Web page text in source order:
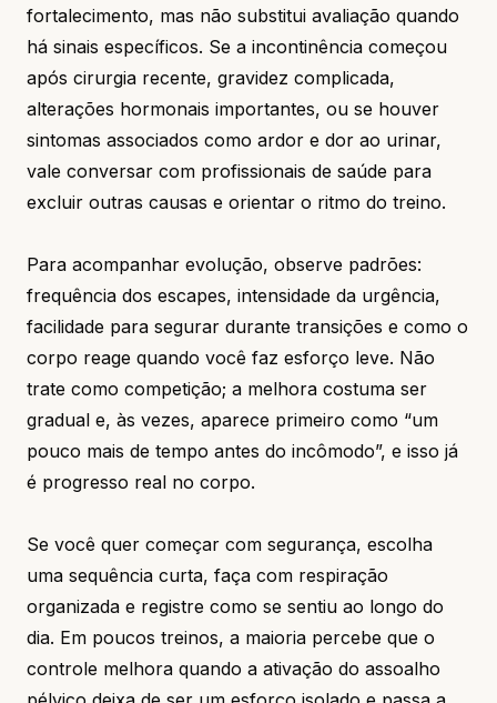
fortalecimento, mas não substitui avaliação quando
há sinais específicos. Se a incontinência começou
após cirurgia recente, gravidez complicada,
alterações hormonais importantes, ou se houver
sintomas associados como ardor e dor ao urinar,
vale conversar com profissionais de saúde para
excluir outras causas e orientar o ritmo do treino.
Para acompanhar evolução, observe padrões:
frequência dos escapes, intensidade da urgência,
facilidade para segurar durante transições e como o
corpo reage quando você faz esforço leve. Não
trate como competição; a melhora costuma ser
gradual e, às vezes, aparece primeiro como “um
pouco mais de tempo antes do incômodo”, e isso já
é progresso real no corpo.
Se você quer começar com segurança, escolha
uma sequência curta, faça com respiração
organizada e registre como se sentiu ao longo do
dia. Em poucos treinos, a maioria percebe que o
controle melhora quando a ativação do assoalho